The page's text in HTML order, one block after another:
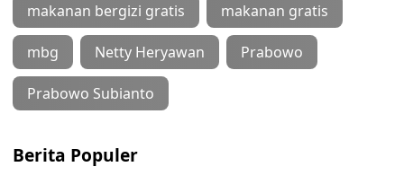
makanan bergizi gratis makanan gratis
mbg Netty Heryawan Prabowo
Prabowo Subianto
Berita Populer